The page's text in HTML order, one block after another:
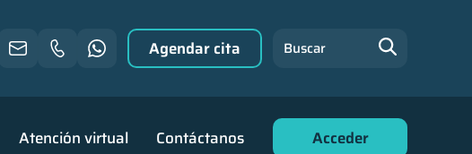
Atención virtual Contáctanos Acceder
Agendar cita Buscar